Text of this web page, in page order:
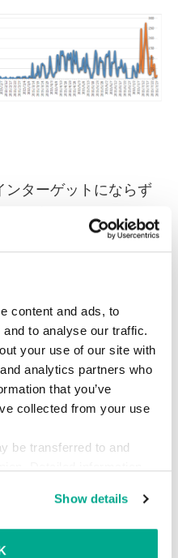
content and ads, to
to analyse our traffic.
your use of our site with
analytics partners who
that you’ve
collected from your use
be transferred to and
Show details
ンターゲットにならず
ませんでした。しか
ターマイトの活動に
年10月、さらに、
なくとも2013年11月
明らかになっていま
中です。これまでス
メインの感染手段とし
が7月に新たな手法を
金機構をはじめとす
されます。攻撃者が日